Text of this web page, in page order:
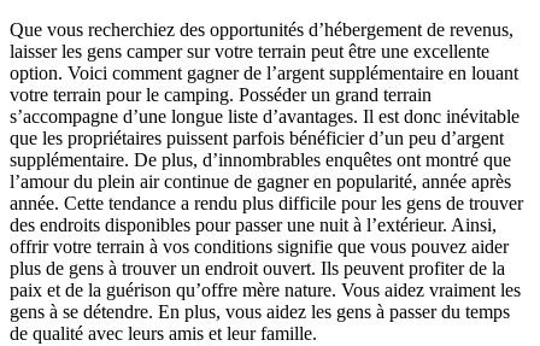
Que vous recherchiez des opportunités d’hébergement de revenus,
laisser les gens camper sur votre terrain peut être une excellente
option. Voici comment gagner de l’argent supplémentaire en louant
votre terrain pour le camping. Posséder un grand terrain
s’accompagne d’une longue liste d’avantages. Il est donc inévitable
que les propriétaires puissent parfois bénéficier d’un peu d’argent
supplémentaire. De plus, d’innombrables enquêtes ont montré que
l’amour du plein air continue de gagner en popularité, année après
année. Cette tendance a rendu plus difficile pour les gens de trouver
des endroits disponibles pour passer une nuit à l’extérieur. Ainsi,
offrir votre terrain à vos conditions signifie que vous pouvez aider
plus de gens à trouver un endroit ouvert. Ils peuvent profiter de la
paix et de la guérison qu’offre mère nature. Vous aidez vraiment les
gens à se détendre. En plus, vous aidez les gens à passer du temps
de qualité avec leurs amis et leur famille.